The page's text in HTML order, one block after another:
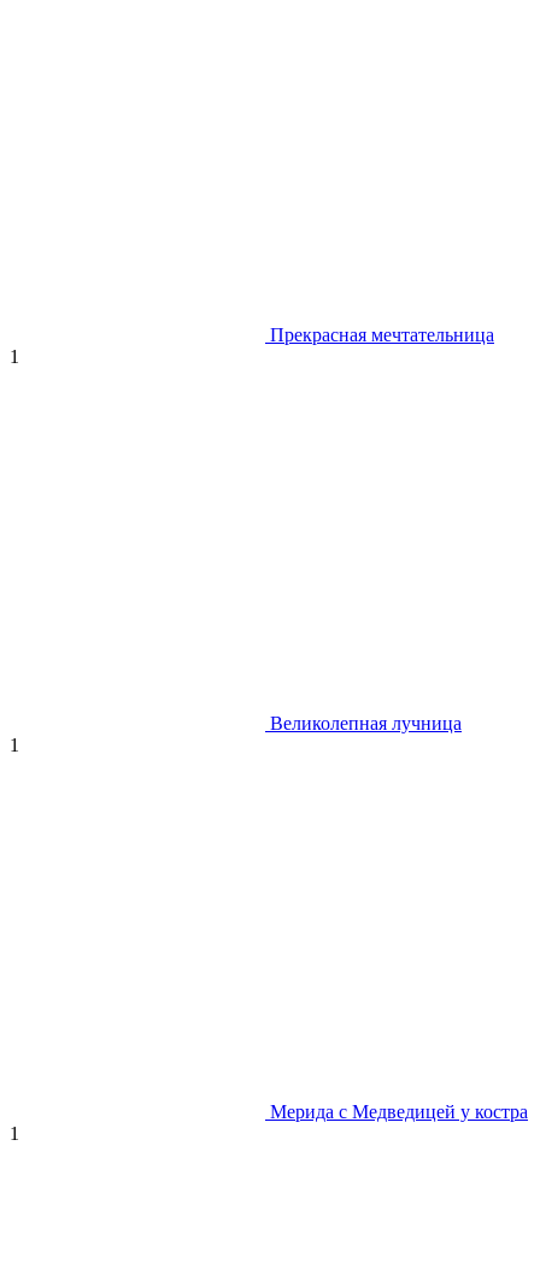
Прекрасная мечтательница
1
Великолепная лучница
1
Мерида с Медведицей у костра
1